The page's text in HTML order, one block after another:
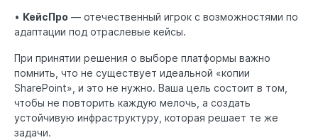
• КейсПро — отечественный игрок с возможностями по
адаптации под отраслевые кейсы.
При принятии решения о выборе платформы важно
помнить, что не существует идеальной «копии
SharePoint», и это не нужно. Ваша цель состоит в том,
чтобы не повторить каждую мелочь, а создать
устойчивую инфраструктуру, которая решает те же
задачи.